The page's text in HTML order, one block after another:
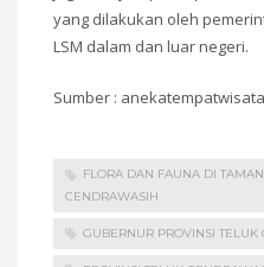
yang dilakukan oleh
LSM dalam dan luar negeri.
Sumber :
FLORA DAN FAUNA DI
CENDRAWASIH
GUBERNUR PROVINSI TELUK